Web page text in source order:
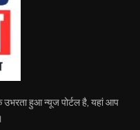
उभरता हुआ न्यूज पोर्टल है, यहां आप